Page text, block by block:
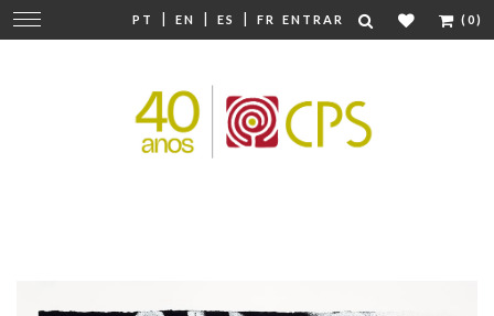
PT | EN | ES | FR ENTRAR (0)
Mudar
navegação